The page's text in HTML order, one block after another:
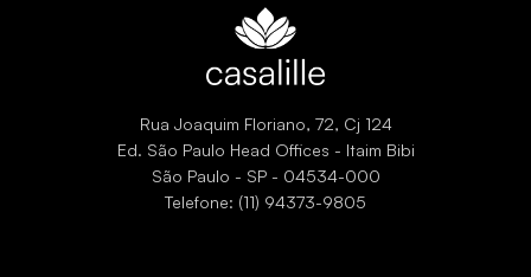
Rua Joaquim Floriano, 72, Cj 124
Ed. São Paulo Head Offices - Itaim Bibi
São Paulo - SP - 04534-000
Telefone: (11) 94373-9805